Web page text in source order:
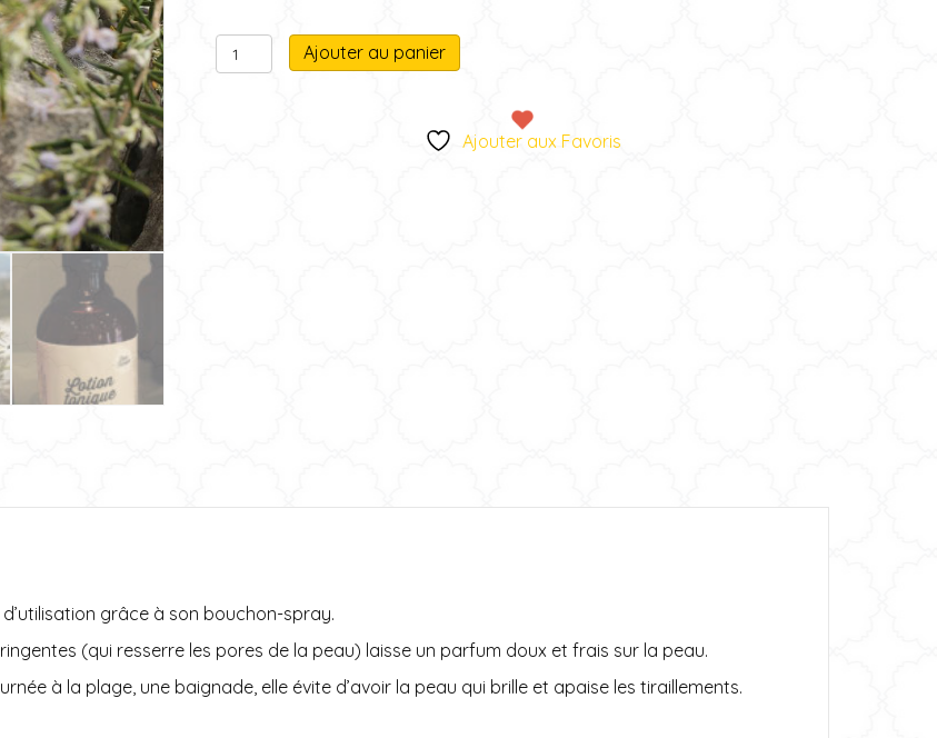
quantité
de
Ajouter au panier
l
r
Ajouter aux Favoris
grâce à son bouchon-spray.
(qui resserre les pores de la peau) laisse un parfum doux et frais sur la peau.
à la plage, une baignade, elle évite d’avoir la peau qui brille et apaise les tiraillements.